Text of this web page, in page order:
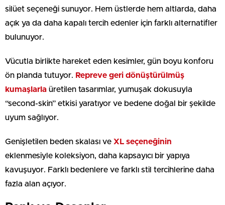
silüet seçeneği sunuyor. Hem üstlerde hem altlarda, daha
açık ya da daha kapalı tercih edenler için farklı alternatifler
bulunuyor.
Vücutla birlikte hareket eden kesimler, gün boyu konforu
ön planda tutuyor. Repreve geri dönüştürülmüş
kumaşlarla üretilen tasarımlar, yumuşak dokusuyla
“second-skin” etkisi yaratıyor ve bedene doğal bir şekilde
uyum sağlıyor.
Genişletilen beden skalası ve XL seçeneğinin
eklenmesiyle koleksiyon, daha kapsayıcı bir yapıya
kavuşuyor. Farklı bedenlere ve farklı stil tercihlerine daha
fazla alan açıyor.